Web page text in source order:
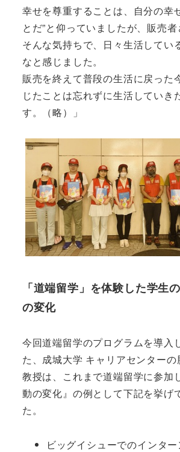
幸せを尊重することは、自分の幸
とだ”と仰っていましたが、販売
そんな気持ちで、日々生活してい
なと感じました。
販売を終えて普段の生活に戻った
じたことは忘れずに生活していき
す。（略）」
「道端留学」を体験した学生
の変化
今回道端留学のプログラムを導入
た、成城大学 キャリアセンター
教授は、これまで道端留学に参加
動の変化』の例として下記を挙げ
た。
ビッグイシューでのインタ